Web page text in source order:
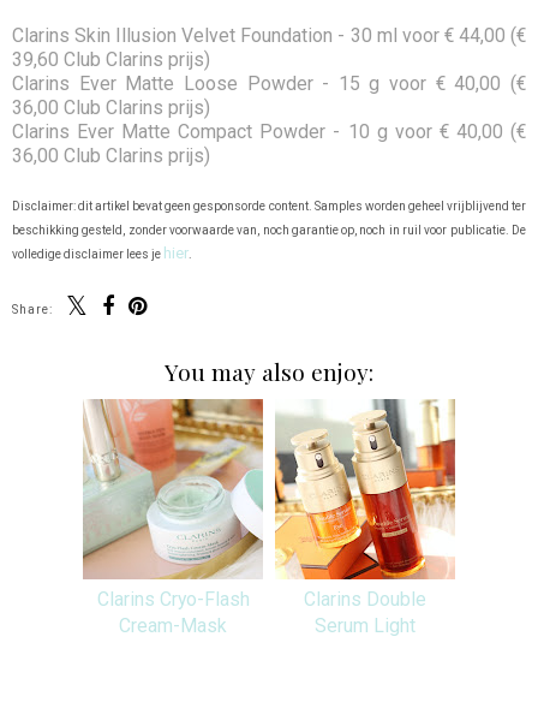
Clarins Skin Illusion Velvet Foundation - 30 ml voor € 44,00 (€
39,60 Club Clarins prijs)
Clarins Ever Matte Loose Powder - 15 g voor € 40,00 (€
36,00 Club Clarins prijs)
Clarins Ever Matte Compact Powder - 10 g voor € 40,00 (€
36,00 Club Clarins prijs)
Disclaimer: dit artikel bevat geen gesponsorde content. Samples worden geheel vrijblijvend ter
beschikking gesteld, zonder voorwaarde van, noch garantie op, noch in ruil voor publicatie. De
volledige disclaimer lees je hier
Share:
You may also enjoy:
Clarins Cryo-Flash
Cream-Mask
Clarins Double
Serum Light